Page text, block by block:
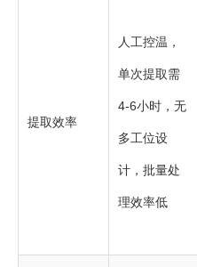
提取效率
人工控温，
单次提取需
4-6小时，无
多工位设
计，批量处
理效率低